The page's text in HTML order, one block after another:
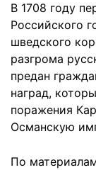
В 1708 году
Российского
шведского
разгрома
предан
наград,
поражения
Османскую
По